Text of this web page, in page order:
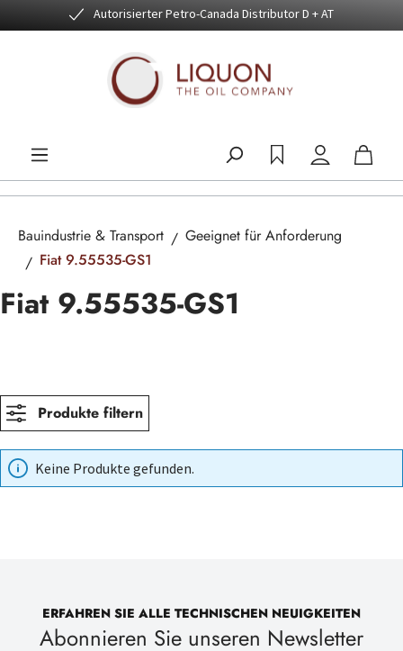
Zum Hauptinhalt springenAutorisierter Petro-Canada Distributor D + AT
Bauindustrie & Transport
Geeignet für Anforderung
Fiat 9.55535-GS1
Fiat 9.55535-GS1
Produkte filtern
Keine Produkte gefunden.
ERFAHREN SIE ALLE TECHNISCHEN NEUIGKEITEN
Abonnieren Sie unseren Newsletter